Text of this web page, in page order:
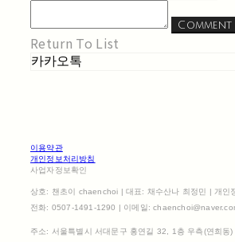
Comment
Return To List
카카오톡
이용약관
개인정보처리방침
사업자정보확인
상호: 챈초이 chaenchoi | 대표: 채수산나 최정민 | 개인
전화: 0507-1491-1290 | 이메일:
주소: 서울특별시 서대문구 홍연길 32, 1층 우측(연희동